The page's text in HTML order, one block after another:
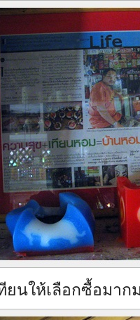
ยนให้เลือกซื้อมาก